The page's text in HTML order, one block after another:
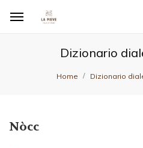
Dizionario
Home Dizionario
Nòcc